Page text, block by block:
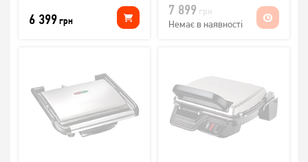
6 399грн
7 899
Немає в наявності